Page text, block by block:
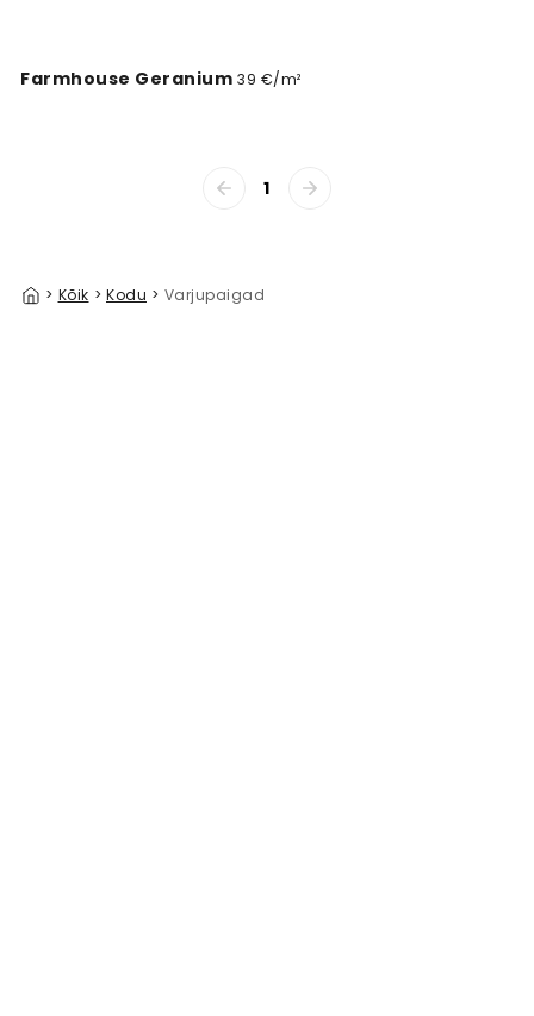
Farmhouse Geranium 39 €/m²
1
> Kõik > Kodu > Varjupaigad